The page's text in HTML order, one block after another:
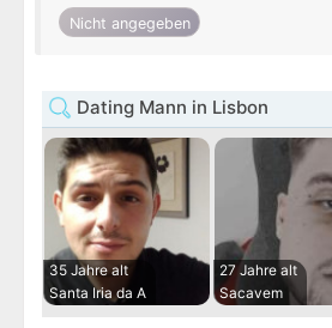
Nicht angegeben
Dating Mann in Lisbon
35 Jahre alt
Santa Iria da A
27 Jahre alt
Sacavem